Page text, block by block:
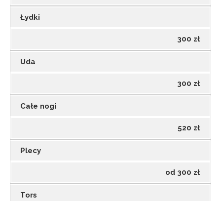
Łydki
300 zł
Uda
300 zł
Całe nogi
520 zł
Plecy
od 300 zł
Tors